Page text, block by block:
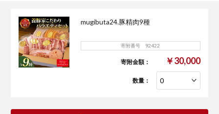
mugibuta24.豚精肉9種
寄附番号 92422
寄附金額： ￥30,000
数量：